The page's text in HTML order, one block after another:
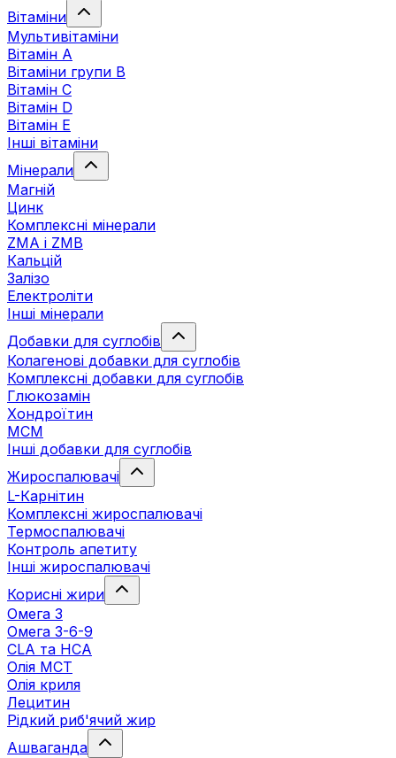
Вітаміни
Мультивітаміни
Вітамін А
Вітаміни групи В
Вітамін C
Вітамін D
Вітамін Е
Інші вітаміни
Мінерали
Магній
Цинк
Комплексні мінерали
ZMA і ZMB
Кальцій
Залізо
Електроліти
Інші мінерали
Добавки для суглобів
Колагенові добавки для суглобів
Комплексні добавки для суглобів
Глюкозамін
Хондроїтин
МСМ
Інші добавки для суглобів
Жироспалювачі
L-Карнітин
Комплексні жироспалювачі
Термоспалювачі
Контроль апетиту
Інші жироспалювачі
Корисні жири
Омега 3
Омега 3-6-9
CLA та HCA
Олія МСТ
Олія криля
Лецитин
Рідкий риб'ячий жир
Ашваганда